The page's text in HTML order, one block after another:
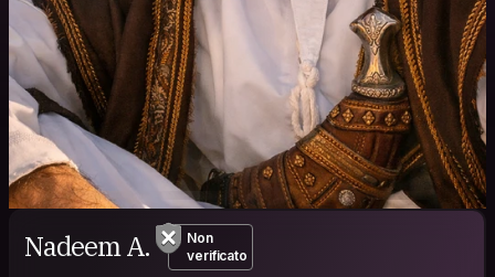
Nadeem A.
Non
verificato